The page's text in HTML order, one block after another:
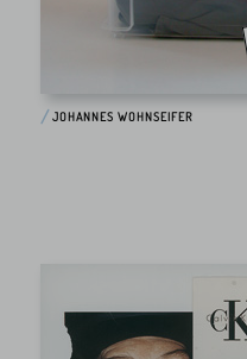
JOHANNES WOHNSEIFER